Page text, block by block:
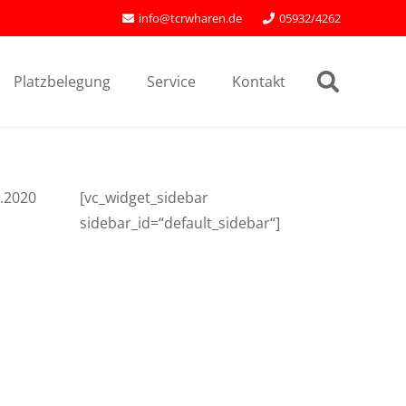
info@tcrwharen.de 05932/4262
Platzbelegung Service Kontakt
[vc_widget_sidebar
sidebar_id=“default_sidebar“]